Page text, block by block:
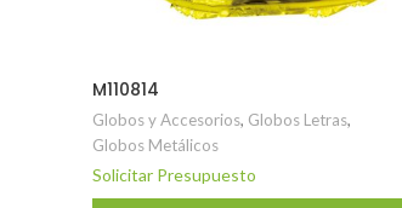
M110814
Globos y Accesorios, Globos Letras,
Globos Metálicos
Solicitar Presupuesto